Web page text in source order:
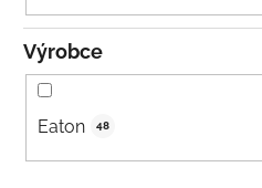
Výrobce
Eaton 48